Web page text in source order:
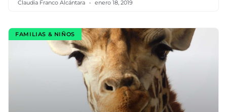
Claudia Franco Alcántara enero 18, 2019
FAMILIAS & NIÑOS